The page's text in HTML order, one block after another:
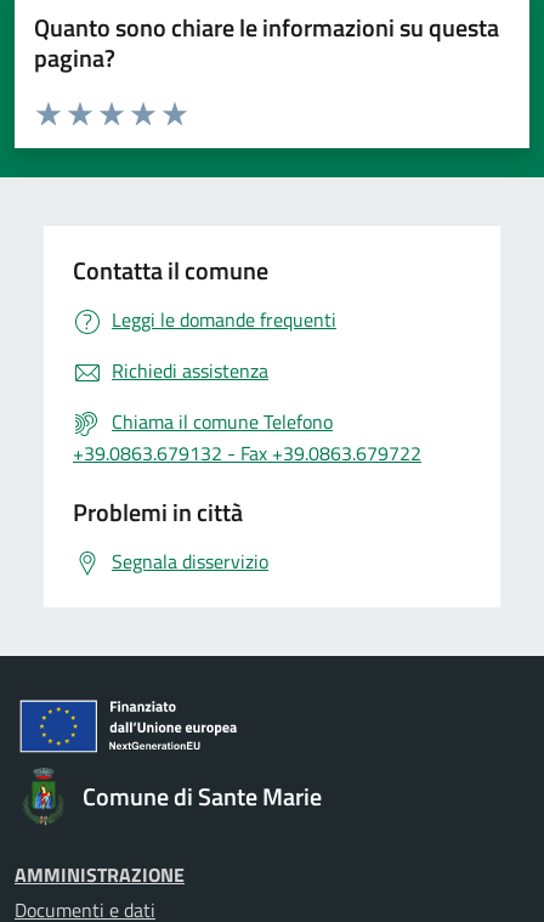
Quanto sono chiare le informazioni su questa
pagina?
Valuta da 1 a 5 stelle la pagina
Valuta 5 stelle su 5
Valuta 4 stelle su 5
Valuta 3 stelle su 5
Valuta 2 stelle su 5
Valuta 1 stelle su 5
Contatta il comune
Leggi le domande frequenti
Richiedi assistenza
Chiama il comune Telefono
+39.0863.679132 - Fax +39.0863.679722
Problemi in città
Segnala disservizio
Comune di Sante Marie
AMMINISTRAZIONE
Documenti e dati